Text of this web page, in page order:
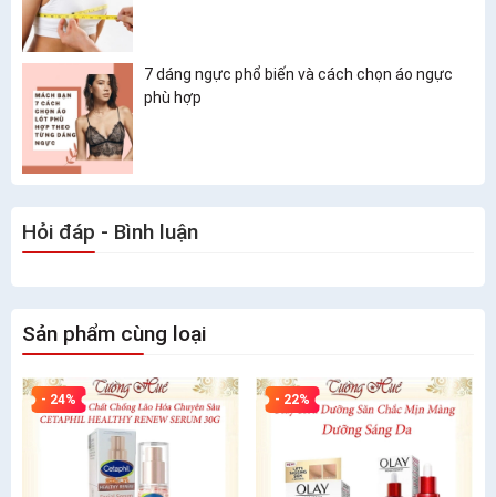
7 dáng ngực phổ biến và cách chọn áo ngực
phù hợp
Hỏi đáp - Bình luận
Sản phẩm cùng loại
- 24% - 22%